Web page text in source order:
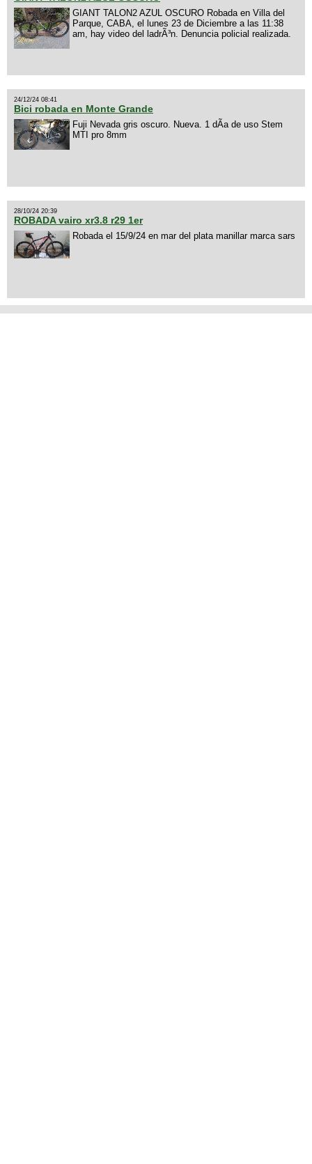
GIANT TALON2 AZUL OSCURO Robada en Villa del
Parque, CABA, el lunes 23 de Diciembre a las 11:38
am, hay video del ladrÃ³n. Denuncia policial realizada.
24/12/24 08:41
Bici robada en Monte Grande
Fuji Nevada gris oscuro. Nueva. 1 dÃ­a de uso Stem
MTI pro 8mm
28/10/24 20:39
ROBADA vairo xr3.8 r29 1er
Robada el 15/9/24 en mar del plata manillar marca sars